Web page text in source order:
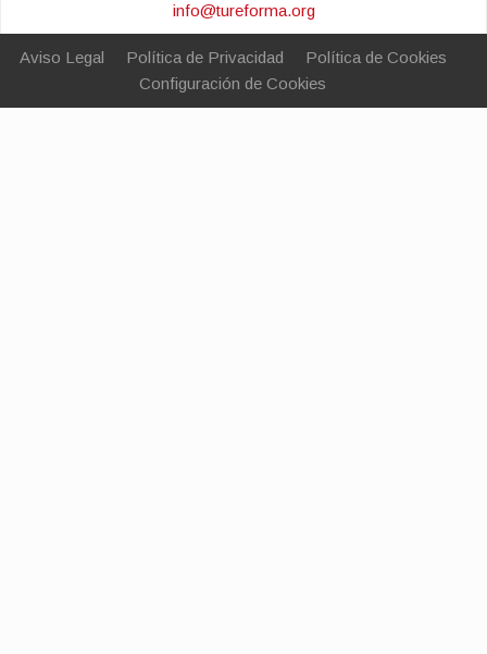
info@tureforma.org
Aviso Legal Política de Privacidad
Política de Cookies
Configuración de Cookies